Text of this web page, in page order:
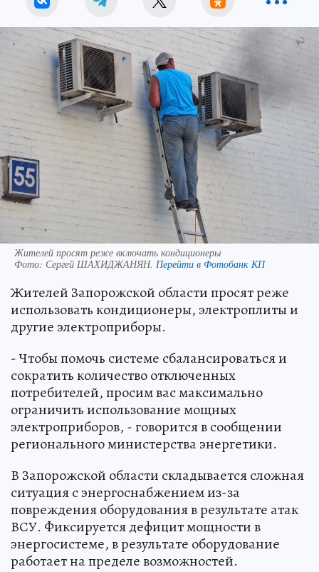
Жителей просят реже включать кондиционеры
Фото: Сергей ШАХИДЖАНЯН. Перейти в Фотобанк КП
Жителей Запорожской области просят реже
использовать кондиционеры, электроплиты и
другие электроприборы.
- Чтобы помочь системе сбалансироваться и
сократить количество отключенных
потребителей, просим вас максимально
ограничить использование мощных
электроприборов, - говорится в сообщении
регионального министерства энергетики.
В Запорожской области складывается сложная
ситуация с энергоснабжением из-за
повреждения оборудования в результате атак
ВСУ. Фиксируется дефицит мощности в
энергосистеме, в результате оборудование
работает на пределе возможностей.